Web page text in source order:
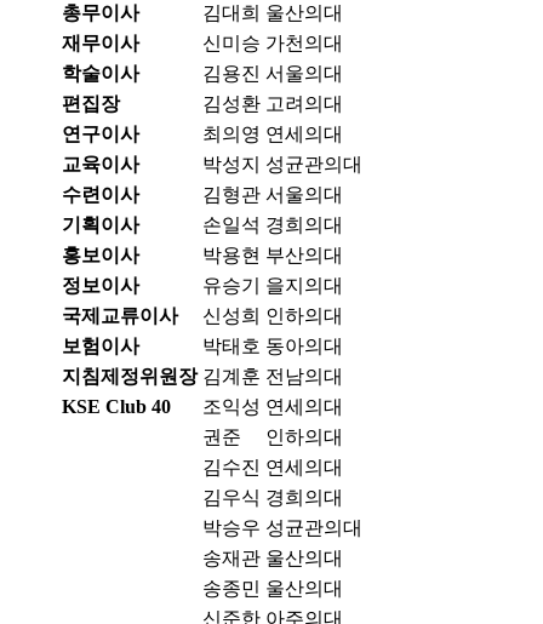
총무이사
김대희 울산의대
재무이사
신미승 가천의대
학술이사
김용진 서울의대
편집장
김성환 고려의대
연구이사
최의영 연세의대
교육이사
박성지
성균관의대
수련이사
김형관 서울의대
기획이사
손일석 경희의대
홍보이사
박용현 부산의대
정보이사
유승기
을지의대
국제교류이사
신성희 인하의대
보험이사
박태호 동아의대
지침제정위원장 김계훈 전남의대
KSE Club 40
조익성 연세의대
권준
인하의대
김수진 연세의대
김우식 경희의대
박승우 성균관의대
송재관 울산의대
송종민 울산의대
신준한 아주의대